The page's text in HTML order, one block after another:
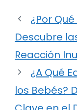
¿Por
Descubre
Reacción
¿A Qué
los Bebés?